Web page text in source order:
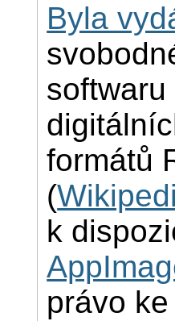
Byla
formátů
(
k
právo